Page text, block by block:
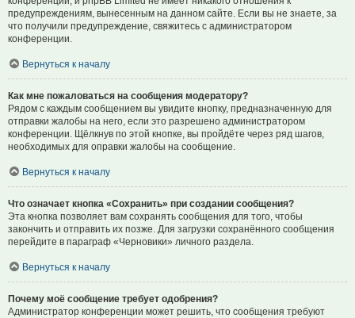
предупреждениям, вынесенным на данном сайте. Если вы не знаете, за
что получили предупреждение, свяжитесь с администратором
конференции.
Вернуться к началу
Как мне пожаловаться на сообщения модератору?
Рядом с каждым сообщением вы увидите кнопку, предназначенную для
отправки жалобы на него, если это разрешено администратором
конференции. Щёлкнув по этой кнопке, вы пройдёте через ряд шагов,
необходимых для оправки жалобы на сообщение.
Вернуться к началу
Что означает кнопка «Сохранить» при создании сообщения?
Эта кнопка позволяет вам сохранять сообщения для того, чтобы
закончить и отправить их позже. Для загрузки сохранённого сообщения
перейдите в параграф «Черновики» личного раздела.
Вернуться к началу
Почему моё сообщение требует одобрения?
Администратор конференции может решить, что сообщения требуют